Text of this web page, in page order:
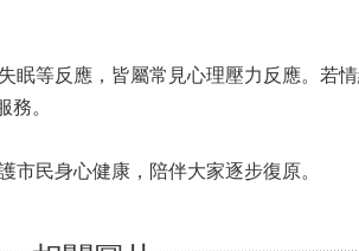
等反應，皆屬常見心理壓力反應。若
。
民身心健康，陪伴大家逐步復原。